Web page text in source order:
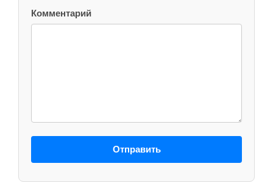
Комментарий
Отправить